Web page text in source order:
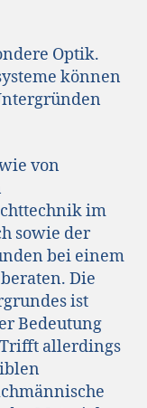
Optik.
können
von
im
sowie der
bei einem
Die
ist
Bedeutung
allerdings